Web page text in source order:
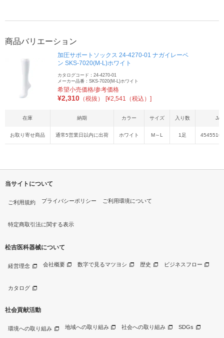
商品バリエーション
加圧サポートソックス 24-4270-01 ナガイレーベ
ン SKS-7020(M-L)ホワイト
カタログコード：24-4270-01
メーカー品番：SKS-7020(M-L)ホワイト
希望小売価格/参考価格
¥2,310 （税抜） [¥2,541（税込）]
在庫 納期 カラー サイズ 入り数
お取り寄せ商品 通常5営業日以内に出荷 ホワイト M～L 1足
当サイトについて
ご利用規約 プライバシーポリシー ご利用環境について
特定商取引法に関する表示
松吉医科器械について
経営理念 会社概要 数字で見るマツヨシ 歴史 ビジネスフロー
カタログ
社会貢献活動
環境への取り組み 地域への取り組み 社会への取り組み SDGs